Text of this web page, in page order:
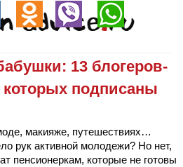
13 блогеров-
которых подписаны
макияже, путешествиях…
рук активной молодежи? Но нет,
пенсионеркам, которые не готовы